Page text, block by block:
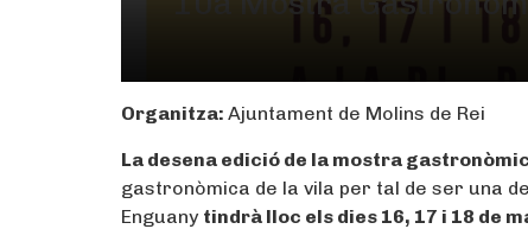
Organitza: Ajuntament de Molins de Rei
La desena edició de la mostra
gastronòmica de la vila per tal de ser una
Enguany tindrà lloc els dies 16, 17 i 18 de